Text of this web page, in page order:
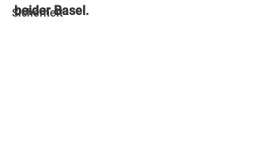
Sicherheit
beider Basel.